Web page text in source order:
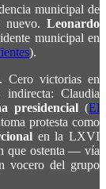
municipal de
nuevo.Leonardo
municipal en
).
Cero victorias en
Claudia
presidencial (El
toma protesta como
en la LXVI
que ostenta — vía
vocero del grupo